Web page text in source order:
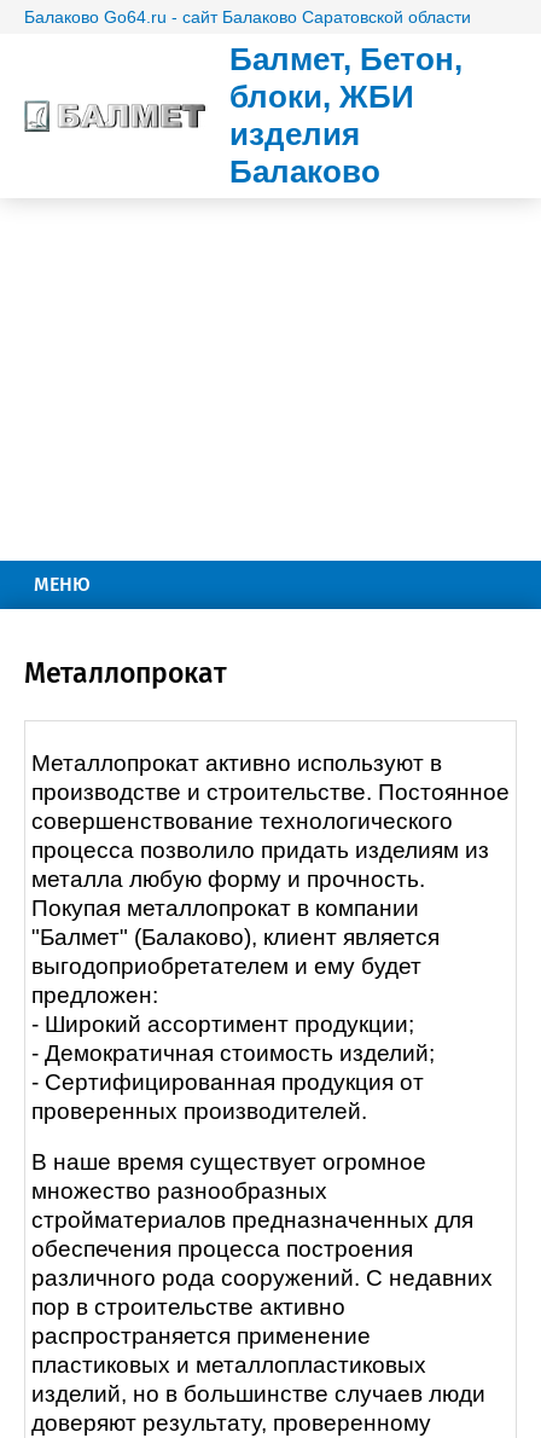
Балаково Go64.ru - сайт Балаково Саратовской области
Балмет, Бетон,
блоки, ЖБИ
изделия
Балаково
МЕНЮ
Металлопрокат
Металлопрокат активно используют в
производстве и строительстве. Постоянное
совершенствование технологического
процесса позволило придать изделиям из
металла любую форму и прочность.
Покупая металлопрокат в компании
"Балмет" (Балаково), клиент является
выгодоприобретателем и ему будет
предложен:
- Широкий ассортимент продукции;
- Демократичная стоимость изделий;
- Сертифицированная продукция от
проверенных производителей.
В наше время существует огромное
множество разнообразных
стройматериалов предназначенных для
обеспечения процесса построения
различного рода сооружений. С недавних
пор в строительстве активно
распространяется применение
пластиковых и металлопластиковых
изделий, но в большинстве случаев люди
доверяют результату, проверенному